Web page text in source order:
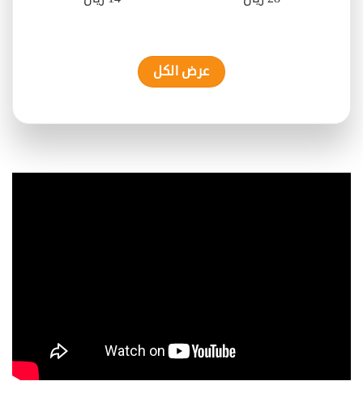
عرض الكل